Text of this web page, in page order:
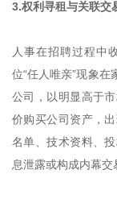
3.权利寻租与关联交
人事在招聘过程中
位“任人唯亲”现象
公司，以明显高于
价购买公司资产，
名单、技术资料、
息泄露或构成内幕交